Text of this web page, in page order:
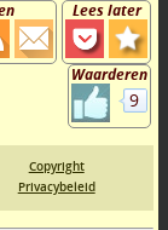
Lees later
Waarderen
9
Copyright
Privacybeleid